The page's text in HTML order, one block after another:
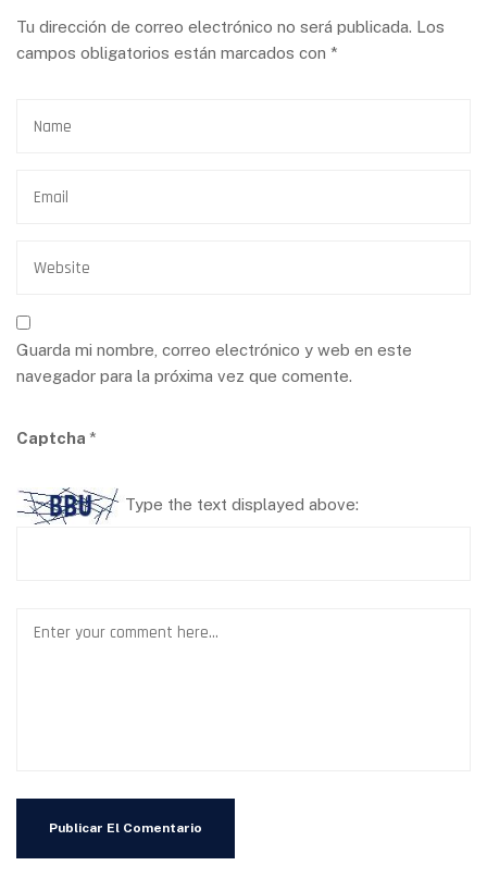
Tu dirección de correo electrónico no será publicada. Los
campos obligatorios están marcados con *
Guarda mi nombre, correo electrónico y web en este
navegador para la próxima vez que comente.
Captcha *
Type the text displayed above: